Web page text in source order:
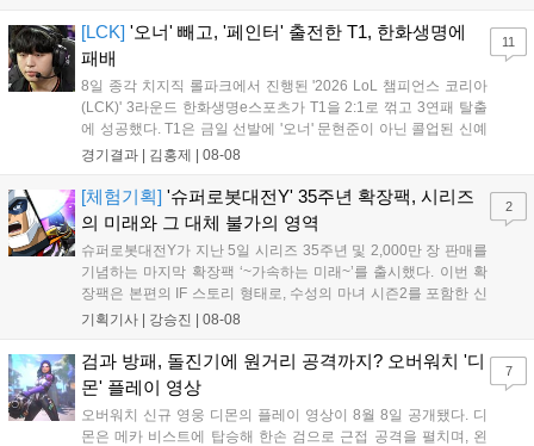
즈' 김수환의 인터뷰 내...
[LCK] '오너' 빼고, '페인터' 출전한 T1, 한화생명에
패배
8일 종각 치지직 롤파크에서 진행된 '2026 LoL 챔피언스 코리아
(LCK)' 3라운드 한화생명e스포츠가 T1을 2:1로 꺾고 3연패 탈출
에 성공했다. T1은 금일 선발에 '오너' 문현준이 아닌 콜업된 신예
'페인터' 김은후를 투입했지만, 결국 1:2로 패배하고 말았다. T1은
을 빼냈다....
경기결과 | 김홍제 | 08-08
11
[체험기획] '슈퍼로봇대전Y' 35주년 확장팩, 시리즈
의 미래와 그 대체 불가의 영역
슈퍼로봇대전Y가 지난 5일 시리즈 35주년 및 2,000만 장 판매를
기념하는 마지막 확장팩 ‘~가속하는 미래~’를 출시했다. 이번 확
장팩은 본편의 IF 스토리 형태로, 수성의 마녀 시즌2를 포함한 신
규 참전작과 크로스오버 합체기를 선보이며 작품을 완결 짓는다.
하는 몰입감 있는 서사와 조합을 구현하며 시리즈의 미래를 향한
새로운 가능성을 제시했다....
기획기사 | 강승진 | 08-08
2
검과 방패, 돌진기에 원거리 공격까지? 오버워치 '디
몬' 플레이 영상
오버워치 신규 영웅 디몬의 플레이 영상이 8월 8일 공개됐다. 디
몬은 메카 비스트에 탑승해 한손 검으로 근접 공격을 펼치며, 왼
7